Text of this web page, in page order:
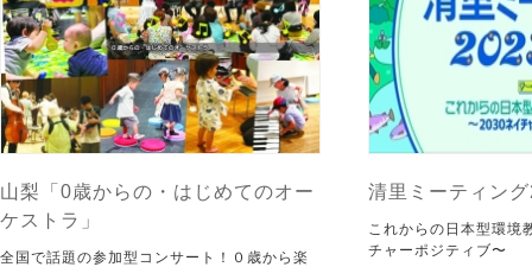
山梨「0歳からの・はじめてのオー
ケストラ」
全国で話題の参加型コンサート！０歳から楽
清里ミーティン
これからの日本型環境
チャーポジティブ〜